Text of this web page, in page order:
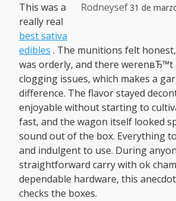
Rodneysef 31 de
This was a
really real
best sativa
edibles . The munitions felt
was orderly, and there werenвЂ™t
clogging issues, which makes a
difference. The flavor stayed
enjoyable without starting to
fast, and the wagon itself looked
sound out of the box. Everything
and indulgent to use. During
straightforward carry with ok
dependable hardware, this
checks the boxes.